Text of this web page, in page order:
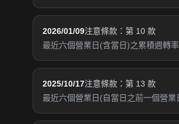
2026/01/09注意條款：第 10 款
最近六個營業日(含當日)之累積週轉
2025/10/17注意條款：第 13 款
最近六個營業日(自當日之前一個營